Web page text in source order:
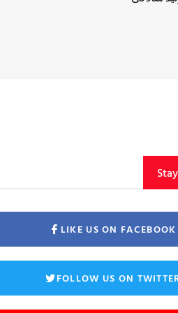
LIKE US ON FACEBOOK
FOLLOW US ON